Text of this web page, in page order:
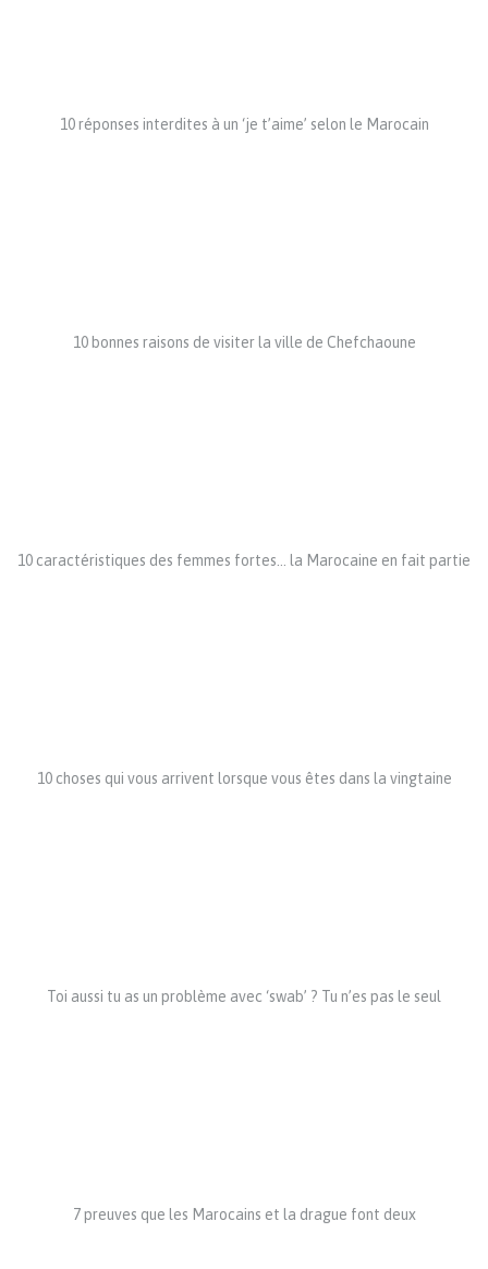
10 réponses interdites à un ‘je t’aime’ selon le Marocain
10 bonnes raisons de visiter la ville de Chefchaoune
10 caractéristiques des femmes fortes… la Marocaine en fait partie
10 choses qui vous arrivent lorsque vous êtes dans la vingtaine
Toi aussi tu as un problème avec ‘swab’ ? Tu n’es pas le seul
7 preuves que les Marocains et la drague font deux